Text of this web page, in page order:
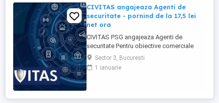
CIVITAS angajeaza Agenti de
securitate - pornind de la 17,5 lei
net ora
CIVITAS PSG angajeaza Agenti de
securitate Pentru obiective comerciale
(magazine de haine din mall-urile din
Bucuresti) CONTACT: apel la numarul din
anunt Locatia: Park Lake, metrou Dristor
Garantam Salariu, program, ...
Sector 3, Bucuresti
1 ianuarie